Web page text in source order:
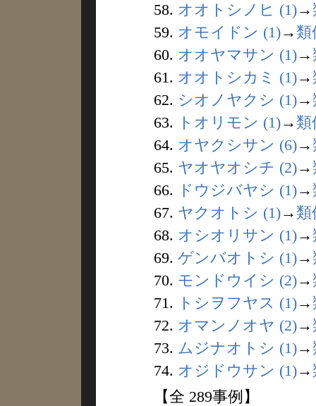
58. オオトシノヒ (1)→
59. オモイドン (1)→ 類
60. オオヤマサン (1)→
61. オオトシカミ (1)→
62. シオノヤクシ (1)→
63.
トオリモン (1)→ 類
64. オヤクシサン (6)→
65. ヤオヤオシチ (2)→
66.
ドウジバヤシ (1)→
67. ヤクオトシ (1)→ 類
68. オシオリサン (1)→
69. ゲンバオトシ (1)→
70. モンドウイシ (2)→
71.
トシヲフヤス (1)→
72. オマンノオヤ (2)→
73. ムジナオトシ (1)→
74. オジドウサン (1)→
【全 289事例】